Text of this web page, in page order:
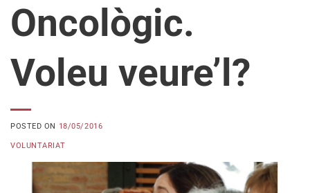
Oncològic.
Voleu veure’l?
POSTED ON 18/05/2016
VOLUNTARIAT